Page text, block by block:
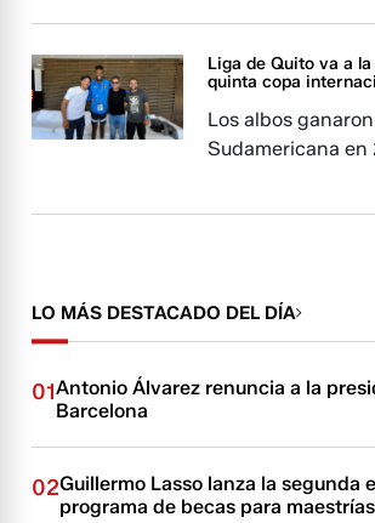
Liga de Quito va a
quinta copa
Los albos
Sudamericana en
LO MÁS DESTACADO DEL DÍA
01Antonio Álvarez renuncia a la
Barcelona
02Guillermo Lasso lanza la segunda
programa de becas para